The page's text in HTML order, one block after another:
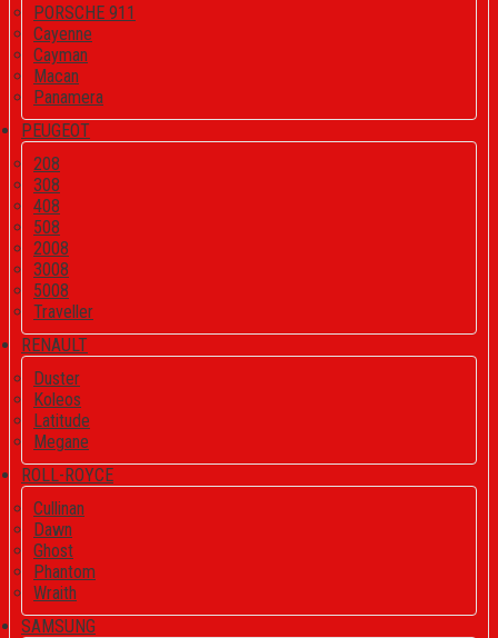
PORSCHE 911
Cayenne
Cayman
Macan
Panamera
PEUGEOT
208
308
408
508
2008
3008
5008
Traveller
RENAULT
Duster
Koleos
Latitude
Megane
ROLL-ROYCE
Cullinan
Dawn
Ghost
Phantom
Wraith
SAMSUNG